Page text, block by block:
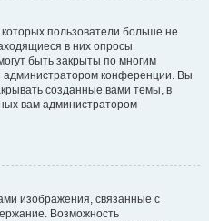
пользователи больше не
в них опросы
быть закрыты по многим
конференции. Вы
созданные вами темы, в
вам администратором
изображения, связанные с
Возможность